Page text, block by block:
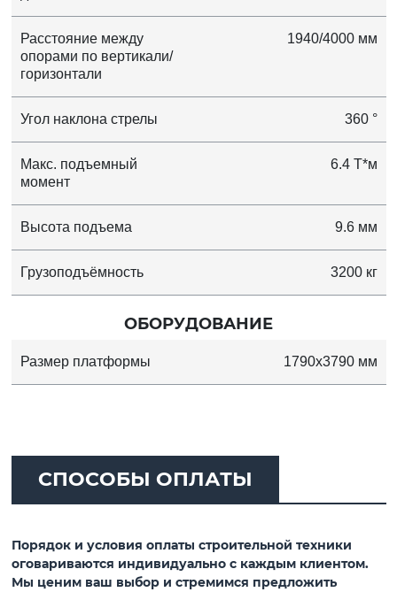
Расстояние между
опорами по вертикали/
горизонтали
1940/4000 мм
Угол наклона стрелы 360 °
Макс. подъемный
момент
6.4 Т*м
Высота подъема 9.6 мм
Грузоподъёмность 3200 кг
ОБОРУДОВАНИЕ
Размер платформы 1790х3790 мм
СПОСОБЫ ОПЛАТЫ
Порядок и условия оплаты строительной техники
оговариваются индивидуально с каждым клиентом.
Мы ценим ваш выбор и стремимся предложить